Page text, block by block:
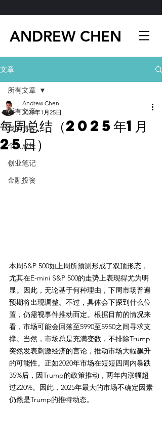
ANDREW CHEN
文章
所有文章
我的博客
个人成长
创业笔记
金融投资
所有文章
每周总结（2025年1月
25日）
Andrew Chen
2025年1月25日
本周S&P 500如上周所预测形成了双顶形态，
尤其在E-mini S&P 500的走势上表现得尤为明
显。因此，无论基于何种理由，下周市场普遍
预期将出现调整。不过，具体会下探到什么位
置，仍需视事件推动而定。根据目前的情况来
看，市场可能会回落至5990至5950之间寻求支
撑。当然，市场总是充满变数，不排除Trump
突然发表刺激经济的言论，推动市场大幅飙升
的可能性。正如2020年市场在短短四周内暴跌
35%后，因Trump的政策推动，两年内涨幅超
过220%。因此，2025年最大的市场不确定因素
仍然是Trump的推特动态。